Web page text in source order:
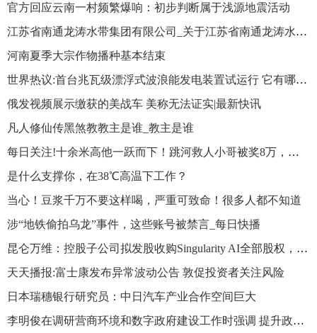
官方回应云南一村频繁爆响：初步判断属于浅源地震活动
江苏省南通龙涛水带集团有限公司_关于江苏省南通龙涛水带集团有限公司简述_环球微资讯
河南夏季大宗作物播种基本结束
世界热议:首台兆瓦级漂浮式波浪能发电装置试运行 它有哪些“超能力”？
俄发视频展示缴获的美战车 美称无法证实|最新快讯
凡人修仙传黑煞教教主是谁_教主是谁
每日关注!十余米高他一跃而下！跳河救人小哥被奖8万，免费上大学
是什么支撑你，在38℃高温下工作？
当心！豆浆千万不要这样喝，严重可致命！很多人都不知道
涉“地铁偷拍乌龙”事件，这些账号被禁言_每日快播
昆仑万维：控股子公司拟发股收购Singularity AI全部股权，拟打造全球领先AGI平台
天天播报:富士康发布异常波动公告 敦促投资者关注风险
日本瑞穗银行研究员：中日汽车产业合作空间巨大
​李明俊在调研营商环境和数字政府建设工作时强调 提升政务服务质效 持续优化营商环境